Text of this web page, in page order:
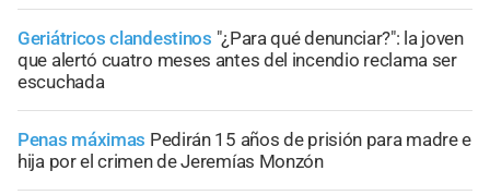
Geriátricos clandestinos "¿Para qué denunciar?": la joven
que alertó cuatro meses antes del incendio reclama ser
escuchada
Penas máximas Pedirán 15 años de prisión para madre e
hija por el crimen de Jeremías Monzón